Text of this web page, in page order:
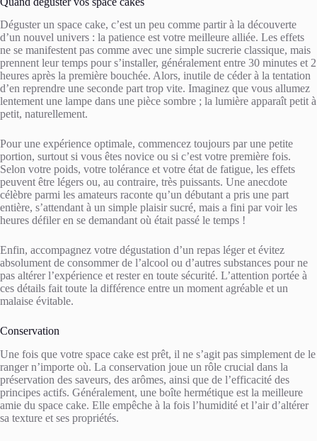
Déguster un space cake, c’est un peu comme partir à la découverte
d’un nouvel univers : la patience est votre meilleure alliée. Les effets
ne se manifestent pas comme avec une simple sucrerie classique, mais
prennent leur temps pour s’installer, généralement entre 30 minutes et 2
heures après la première bouchée. Alors, inutile de céder à la tentation
d’en reprendre une seconde part trop vite. Imaginez que vous allumez
lentement une lampe dans une pièce sombre ; la lumière apparaît petit à
petit, naturellement.
Pour une expérience optimale, commencez toujours par une petite
portion, surtout si vous êtes novice ou si c’est votre première fois.
Selon votre poids, votre tolérance et votre état de fatigue, les effets
peuvent être légers ou, au contraire, très puissants. Une anecdote
célèbre parmi les amateurs raconte qu’un débutant a pris une part
entière, s’attendant à un simple plaisir sucré, mais a fini par voir les
heures défiler en se demandant où était passé le temps !
Enfin, accompagnez votre dégustation d’un repas léger et évitez
absolument de consommer de l’alcool ou d’autres substances pour ne
pas altérer l’expérience et rester en toute sécurité. L’attention portée à
ces détails fait toute la différence entre un moment agréable et un
malaise évitable.
Conservation
Une fois que votre space cake est prêt, il ne s’agit pas simplement de le
ranger n’importe où. La conservation joue un rôle crucial dans la
préservation des saveurs, des arômes, ainsi que de l’efficacité des
principes actifs. Généralement, une boîte hermétique est la meilleure
amie du space cake. Elle empêche à la fois l’humidité et l’air d’altérer
sa texture et ses propriétés.